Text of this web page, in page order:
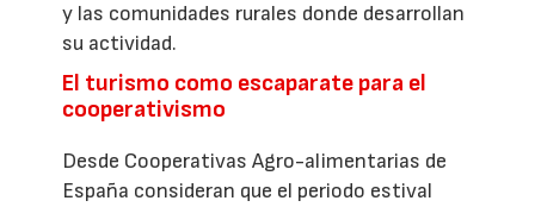
y las comunidades rurales donde desarrollan
su actividad.
El turismo como escaparate para el
cooperativismo
Desde Cooperativas Agro-alimentarias de
España consideran que el periodo estival